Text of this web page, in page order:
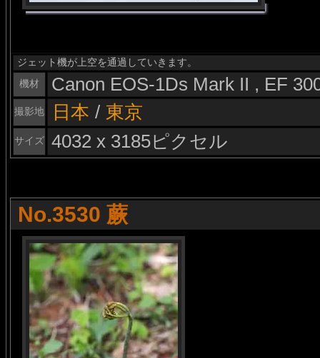
ジェット機が上空を通過していきます。
機材
Canon EOS-1Ds Mark II , EF
撮影地 日本 / 東京
サイズ 4032 x 3185ピクセル
No.3530 蕨